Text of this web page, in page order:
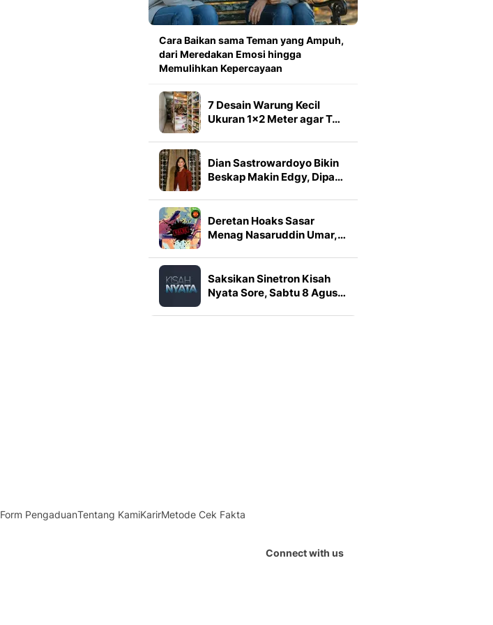
Cara Baikan sama Teman yang Ampuh,
dari Meredakan Emosi hingga
Memulihkan Kepercayaan
7 Desain Warung Kecil
Ukuran 1x2 Meter agar T…
Dian Sastrowardoyo Bikin
Beskap Makin Edgy, Dipa…
Deretan Hoaks Sasar
Menag Nasaruddin Umar,…
Saksikan Sinetron Kisah
Nyata Sore, Sabtu 8 Agus…
Form PengaduanTentang KamiKarirMetode Cek Fakta
Connect with us